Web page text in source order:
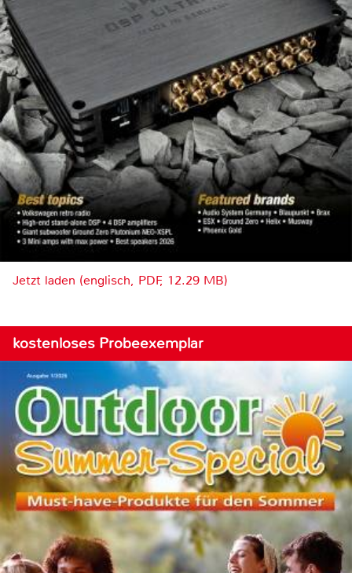
Jetzt laden (englisch, PDF, 12.29 MB)
kostenloses Probeexemplar